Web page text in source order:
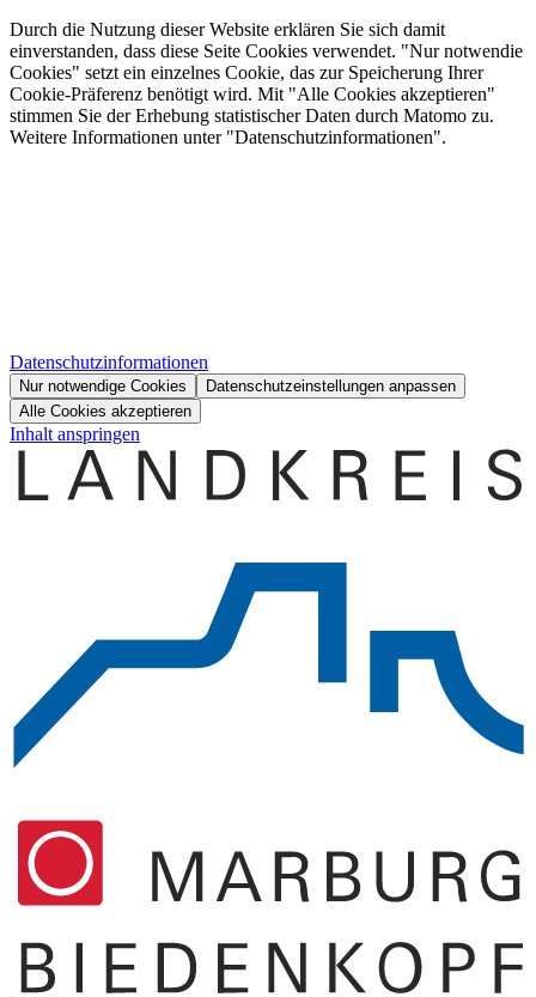
Durch die Nutzung dieser Website erklären Sie sich damit
einverstanden, dass diese Seite Cookies verwendet. "Nur notwendie
Cookies" setzt ein einzelnes Cookie, das zur Speicherung Ihrer
Cookie-Präferenz benötigt wird. Mit "Alle Cookies akzeptieren"
stimmen Sie der Erhebung statistischer Daten durch Matomo zu.
Weitere Informationen unter "Datenschutzinformationen".
Datenschutzinformationen
Nur notwendige Cookies
Datenschutzeinstellungen anpassen
Alle Cookies akzeptieren
Inhalt anspringen